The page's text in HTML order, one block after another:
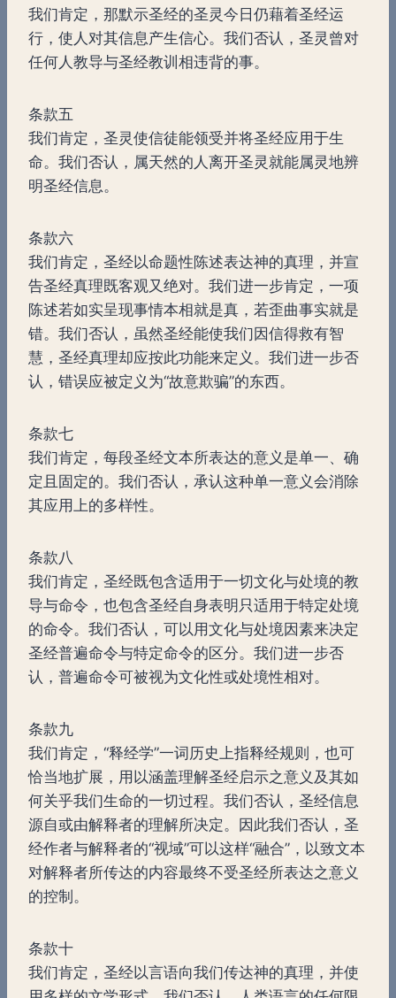
我们肯定，那默示圣经的圣灵今日仍藉着圣经运
行，使人对其信息产生信心。我们否认，圣灵曾对
任何人教导与圣经教训相违背的事。
条款五
我们肯定，圣灵使信徒能领受并将圣经应用于生
命。我们否认，属天然的人离开圣灵就能属灵地辨
明圣经信息。
条款六
我们肯定，圣经以命题性陈述表达神的真理，并宣
告圣经真理既客观又绝对。我们进一步肯定，一项
陈述若如实呈现事情本相就是真，若歪曲事实就是
错。我们否认，虽然圣经能使我们因信得救有智
慧，圣经真理却应按此功能来定义。我们进一步否
认，错误应被定义为“故意欺骗”的东西。
条款七
我们肯定，每段圣经文本所表达的意义是单一、确
定且固定的。我们否认，承认这种单一意义会消除
其应用上的多样性。
条款八
我们肯定，圣经既包含适用于一切文化与处境的教
导与命令，也包含圣经自身表明只适用于特定处境
的命令。我们否认，可以用文化与处境因素来决定
圣经普遍命令与特定命令的区分。我们进一步否
认，普遍命令可被视为文化性或处境性相对。
条款九
我们肯定，“释经学”一词历史上指释经规则，也可
恰当地扩展，用以涵盖理解圣经启示之意义及其如
何关乎我们生命的一切过程。我们否认，圣经信息
源自或由解释者的理解所决定。因此我们否认，圣
经作者与解释者的“视域”可以这样“融合”，以致文本
对解释者所传达的内容最终不受圣经所表达之意义
的控制。
条款十
我们肯定，圣经以言语向我们传达神的真理，并使